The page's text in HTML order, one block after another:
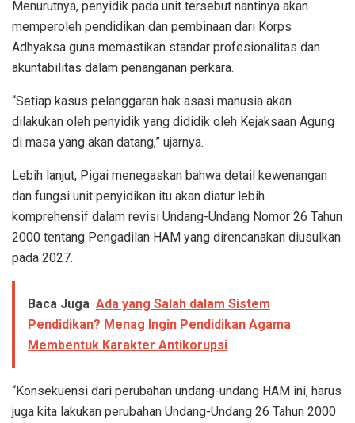
Menurutnya, penyidik pada unit tersebut nantinya akan
memperoleh pendidikan dan pembinaan dari Korps
Adhyaksa guna memastikan standar profesionalitas dan
akuntabilitas dalam penanganan perkara.
“Setiap kasus pelanggaran hak asasi manusia akan
dilakukan oleh penyidik yang dididik oleh Kejaksaan Agung
di masa yang akan datang,” ujarnya.
Lebih lanjut, Pigai menegaskan bahwa detail kewenangan
dan fungsi unit penyidikan itu akan diatur lebih
komprehensif dalam revisi Undang-Undang Nomor 26 Tahun
2000 tentang Pengadilan HAM yang direncanakan diusulkan
pada 2027.
Baca Juga Ada yang Salah dalam Sistem
Pendidikan? Menag Ingin Pendidikan Agama
Membentuk Karakter Antikorupsi
“Konsekuensi dari perubahan undang-undang HAM ini, harus
juga kita lakukan perubahan Undang-Undang 26 Tahun 2000